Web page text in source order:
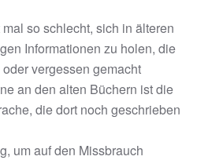
so schlecht, sich in älteren
Informationen zu holen, die
vergessen gemacht
an den alten Büchern ist die
die dort noch geschrieben
um auf den Missbrauch